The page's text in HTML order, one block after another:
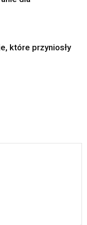
które przyniosły